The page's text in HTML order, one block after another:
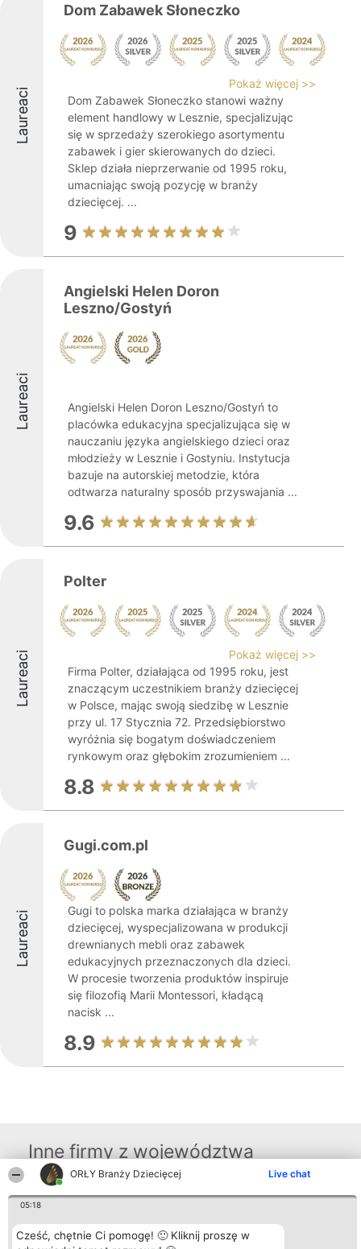
ORŁY Branży Dziecięcej Live chat
05:18
Cześć, chętnie Ci pomogę! 🙂 Kliknij proszę w
Laureaci
Dom Zabawek Słoneczko
Pokaż więcej >>
Dom Zabawek Słoneczko stanowi ważny
element handlowy w Lesznie, specjalizując
się w sprzedaży szerokiego asortymentu
zabawek i gier skierowanych do dzieci.
Sklep działa nieprzerwanie od 1995 roku,
umacniając swoją pozycję w branży
dziecięcej. ...
9
Laureaci
Angielski Helen Doron
Leszno/Gostyń
Angielski Helen Doron Leszno/Gostyń to
placówka edukacyjna specjalizująca się w
nauczaniu języka angielskiego dzieci oraz
młodzieży w Lesznie i Gostyniu. Instytucja
bazuje na autorskiej metodzie, która
odtwarza naturalny sposób przyswajania ...
9.6
Laureaci
Polter
Pokaż więcej >>
Firma Polter, działająca od 1995 roku, jest
znaczącym uczestnikiem branży dziecięcej
w Polsce, mając swoją siedzibę w Lesznie
przy ul. 17 Stycznia 72. Przedsiębiorstwo
wyróżnia się bogatym doświadczeniem
rynkowym oraz głębokim zrozumieniem ...
8.8
Laureaci
Gugi.com.pl
Gugi to polska marka działająca w branży
dziecięcej, wyspecjalizowana w produkcji
drewnianych mebli oraz zabawek
edukacyjnych przeznaczonych dla dzieci.
W procesie tworzenia produktów inspiruje
się filozofią Marii Montessori, kładącą
nacisk ...
8.9
Inne firmy z województwa
Organizator plebiscytu
o. sp. k.
ul. Ruska 22
Lista
wszystkich